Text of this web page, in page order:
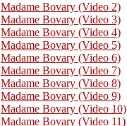
Madame Bovary (Video 2)
Madame Bovary (Video 3)
Madame Bovary (Video 4)
Madame Bovary (Video 5)
Madame Bovary (Video 6)
Madame Bovary (Video 7)
Madame Bovary (Video 8)
Madame Bovary (Video 9)
Madame Bovary (Video 10)
Madame Bovary (Video 11)